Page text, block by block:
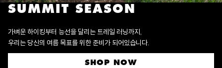
SUMMIT SEASON
가벼운 하이킹부터 능선을 달리는 트레일 러닝까지,
우리는 당신의 여름 목표를 위한 준비가 되어있습니다.
SHOP NOW